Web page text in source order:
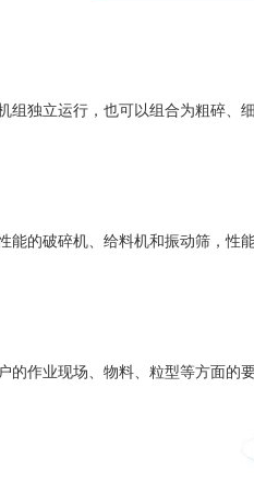
组独立运行，也可以组合为粗碎、
能的破碎机、给料机和振动筛 ，性
的作业现场、物料、粒型等方面的